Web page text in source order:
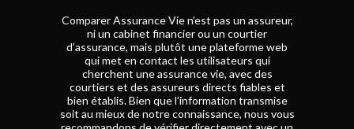
Comparer Assurance Vie n’est pas un assureur,
ni un cabinet financier ou un courtier
d’assurance, mais plutôt une plateforme web
qui met en contact les utilisateurs qui
cherchent une assurance vie, avec des
courtiers et des assureurs directs fiables et
bien établis. Bien que l’information transmise
soit au mieux de notre connaissance, nous vous